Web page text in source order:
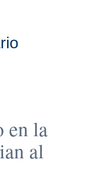
en la
al